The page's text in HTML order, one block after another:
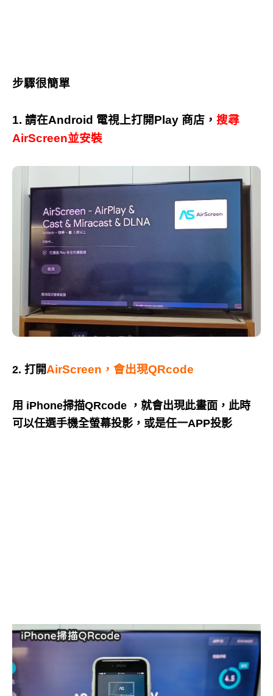
步驟很簡單
1. 請在Android 電視上打開Play 商店， 搜尋
AirScreen並安裝
2. 打開AirScreen，會出現QRcode
用 iPhone掃描QRcode ，就會出現此畫面，此時
可以任選手機全螢幕投影，或是任一APP投影